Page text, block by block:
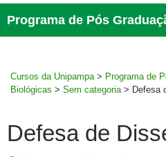
Cursos da Unipampa > Programa de
Biológicas > Sem categoria > Defesa
Defesa de